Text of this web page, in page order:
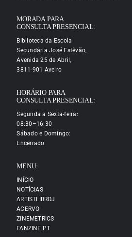
MORADA PARA
CONSULTA PRESENCIAL:
Biblioteca da Escola
Secundária José Estêvão,
Avenida 25 de Abril,
3811-901 Aveiro
HORÁRIO PARA
CONSULTA PRESENCIAL:
Segunda a Sexta-feira:
08:30–16:30
Sábado e Domingo:
Encerrado
MENU:
INÍCIO
NOTÍCIAS
ARTISTLIBROJ
ACERVO
ZINEMETRICS
FANZINE.PT